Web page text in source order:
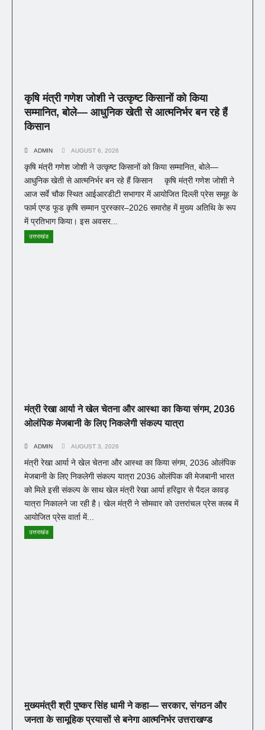
कृषि मंत्री गणेश जोशी ने उत्कृष्ट किसानों को किया
सम्मानित, बोले— आधुनिक खेती से आत्मनिर्भर बन रहे हैं
किसान
ADMIN AUGUST 6, 2026
कृषि मंत्री गणेश जोशी ने उत्कृष्ट किसानों को किया सम्मानित, बोले—
आधुनिक खेती से आत्मनिर्भर बन रहे हैं किसान कृषि मंत्री गणेश जोशी ने
आज सर्वे चौक स्थित आईआरडीटी सभागार में आयोजित दिल्ली प्रेस समूह के
फार्म एण्ड फूड कृषि सम्मान पुरस्कार–2026 समारोह में मुख्य अतिथि के रूप
में प्रतिभाग किया। इस अवसर...
उत्तराखंड
मंत्री रेखा आर्या ने खेल चेतना और आस्था का किया संगम, 2036
ओलंपिक मेजबानी के लिए निकलेगी संकल्प यात्रा
ADMIN AUGUST 3, 2026
मंत्री रेखा आर्या ने खेल चेतना और आस्था का किया संगम, 2036 ओलंपिक
मेजबानी के लिए निकलेगी संकल्प यात्रा 2036 ओलंपिक की मेजबानी भारत
को मिले इसी संकल्प के साथ खेल मंत्री रेखा आर्या हरिद्वार से पैदल कावड़
यात्रा निकालने जा रही है। खेल मंत्री ने सोमवार को उत्तरांचल प्रेस क्लब में
आयोजित प्रेस वार्ता में...
उत्तराखंड
मुख्यमंत्री श्री पुष्कर सिंह धामी ने कहा— सरकार, संगठन और
जनता के सामूहिक प्रयासों से बनेगा आत्मनिर्भर उत्तराखण्ड